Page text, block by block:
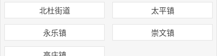
北杜街道
太平镇
永乐镇
崇文镇